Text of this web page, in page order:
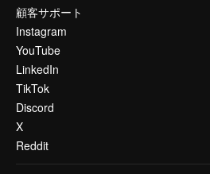
顧客サポート
Instagram
YouTube
LinkedIn
TikTok
Discord
X
Reddit